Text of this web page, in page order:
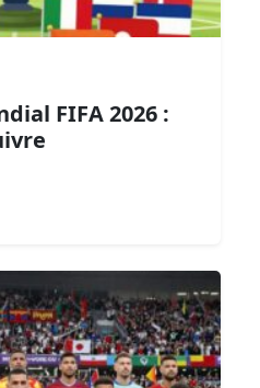
FIFA 2026 :